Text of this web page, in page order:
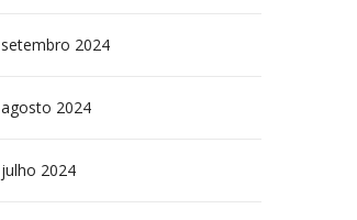
setembro 2024
agosto 2024
julho 2024